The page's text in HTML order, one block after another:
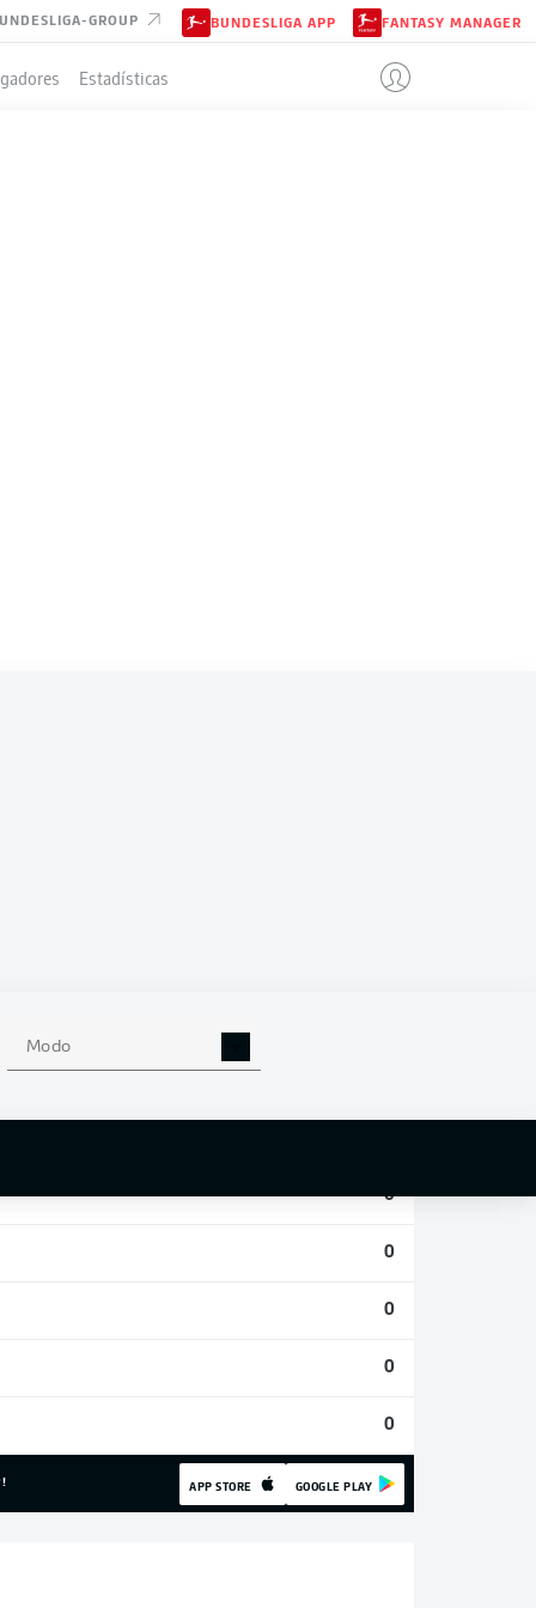
GROUP BUNDESLIGA APP FANTASY MANAGER
Estadísticas
Modo
0
0
0
0
0
APP STORE GOOGLE PLAY